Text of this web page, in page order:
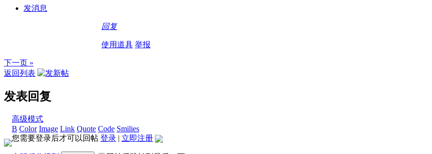
发消息
回复
使用道具 举报
下一页 »
返回列表
发表回复
高级模式
B Color Image Link Quote Code Smilies
您需要登录后才可以回帖 登录 | 立即注册